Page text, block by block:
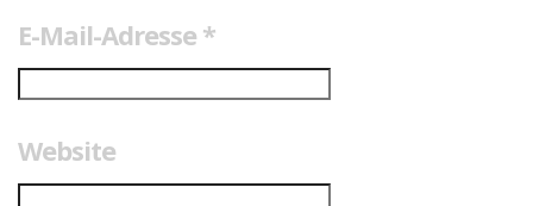
E-Mail-Adresse *
Website